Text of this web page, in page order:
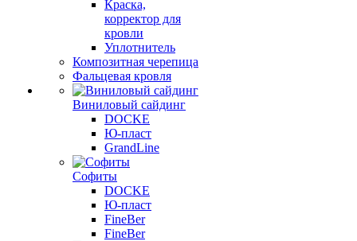
Краска,
корректор для
кровли
Уплотнитель
Композитная черепица
Фальцевая кровля
Виниловый сайдинг
DOCKE
Ю-пласт
GrandLine
Софиты
DOCKE
Ю-пласт
FineBer
FineBer